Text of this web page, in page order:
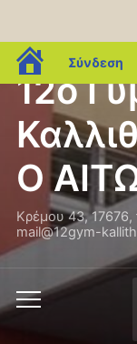
blogs.sch.gr
Σύνδεση
12ο
Ο
Κρέμου 43,
mail@12gym-
Εναλλαγή